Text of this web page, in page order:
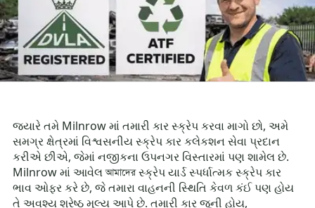
જ્યારે તમે Milnrow માં તમારી કાર સ્ક્રેપ કરવા માગો છો, અમે
સમગ્ર ક્ષેત્રમાં વિશ્વસનીય સ્ક્રેપ કાર કલેકશન સેવા પ્રદાન
કરીએ છીએ, જેમાં નજીકના ઉપનગર વિસ્તારમાં પણ શામેલ છે.
Milnrow માં આવેલ আমাদের સ્ક્રેપ યાર્ડ સ્પર્ધાત્મક સ્ક્રેપ કાર
ભાવ ઓફર કરે છે, જે તમારા વાહનની સ્થિતિ કેવળ કંઈ પણ હોય
તે અવશ્ય શ્રેષ્ઠ મૂલ્ય આપે છે. તમારી કાર જૂની હોય,